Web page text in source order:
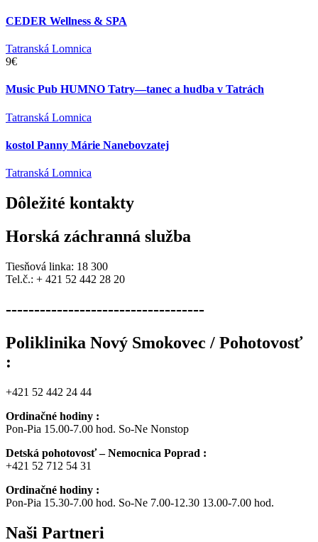
CEDER Wellness & SPA
Tatranská Lomnica
9€
Music Pub HUMNO Tatry—tanec a hudba v Tatrách
Tatranská Lomnica
kostol Panny Márie Nanebovzatej
Tatranská Lomnica
Dôležité kontakty
Horská záchranná služba
Tiesňová linka: 18 300
Tel.č.: + 421 52 442 28 20
-----------------------------------
Poliklinika Nový Smokovec / Pohotovosť
:
+421 52 442 24 44
Ordinačné hodiny :
Pon-Pia 15.00-7.00 hod. So-Ne Nonstop
Detská pohotovosť – Nemocnica Poprad :
+421 52 712 54 31
Ordinačné hodiny :
Pon-Pia 15.30-7.00 hod. So-Ne 7.00-12.30 13.00-7.00 hod.
Naši Partneri